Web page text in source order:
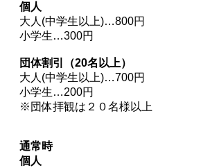
個人
大人(中学生以上)…800円
小学生…300円
団体割引（20名以上）
大人(中学生以上)…700円
小学生…200円
※団体拝観は２０名様以上
通常時
個人